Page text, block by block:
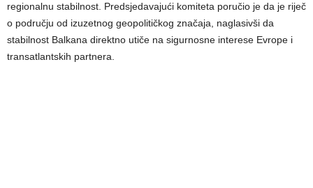
regionalnu stabilnost. Predsjedavajući komiteta poručio je da je riječ
o području od izuzetnog geopolitičkog značaja, naglasivši da
stabilnost Balkana direktno utiče na sigurnosne interese Evrope i
transatlantskih partnera.